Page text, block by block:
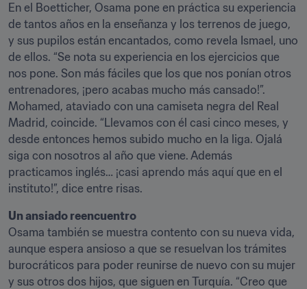
En el Boetticher, Osama pone en práctica su experiencia
de tantos años en la enseñanza y los terrenos de juego,
y sus pupilos están encantados, como revela Ismael, uno
de ellos. “Se nota su experiencia en los ejercicios que
nos pone. Son más fáciles que los que nos ponían otros
entrenadores, ¡pero acabas mucho más cansado!”.
Mohamed, ataviado con una camiseta negra del Real
Madrid, coincide. “Llevamos con él casi cinco meses, y
desde entonces hemos subido mucho en la liga. Ojalá
siga con nosotros al año que viene. Además
practicamos inglés… ¡casi aprendo más aquí que en el
instituto!”, dice entre risas.
Un ansiado reencuentro
Osama también se muestra contento con su nueva vida,
aunque espera ansioso a que se resuelvan los trámites
burocráticos para poder reunirse de nuevo con su mujer
y sus otros dos hijos, que siguen en Turquía. “Creo que